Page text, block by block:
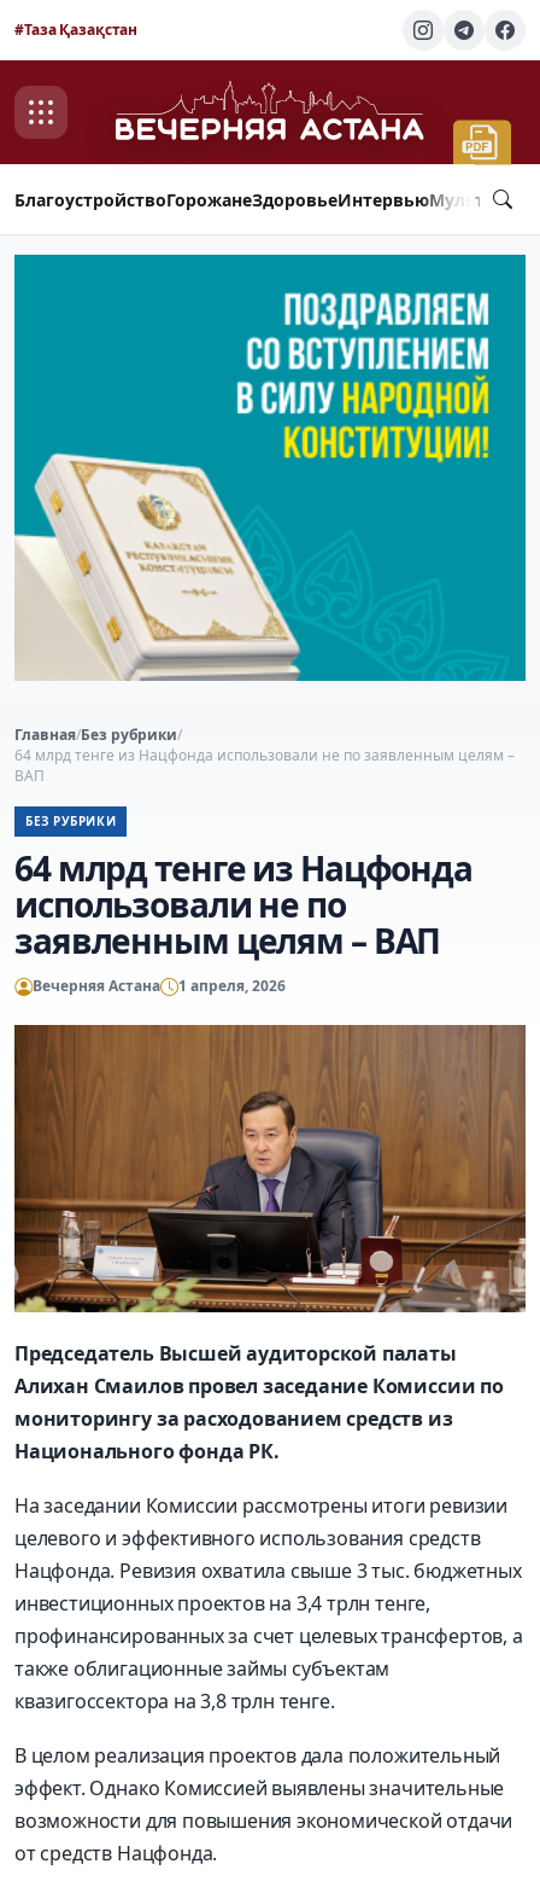
#Таза Қазақстан
БлагоустройствоГорожанеЗдоровьеИнтервью
Главная/Без рубрики/
64 млрд тенге из Нацфонда использовали не по заявленным целям –
ВАП
БЕЗ РУБРИКИ
64 млрд тенге из Нацфонда
использовали не по
заявленным целям – ВАП
Вечерняя Астана 1 апреля, 2026
Председатель Высшей аудиторской палаты
Алихан Смаилов провел заседание Комиссии по
мониторингу за расходованием средств из
Национального фонда РК.
На заседании Комиссии рассмотрены итоги ревизии
целевого и эффективного использования средств
Нацфонда. Ревизия охватила свыше 3 тыс. бюджетных
инвестиционных проектов на 3,4 трлн тенге,
профинансированных за счет целевых трансфертов, а
также облигационные займы субъектам
квазигоссектора на 3,8 трлн тенге.
В целом реализация проектов дала положительный
эффект. Однако Комиссией выявлены значительные
возможности для повышения экономической отдачи
от средств Нацфонда.